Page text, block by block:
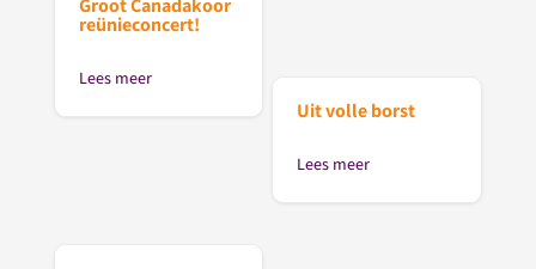
Groot Canadakoor
reünieconcert!
Lees meer
Uit volle borst
Lees meer